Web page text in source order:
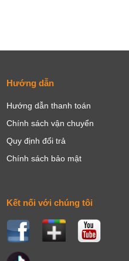
Hướng dẫn
Hướng dẫn thanh toán
Chính sách vận chuyển
Quy định đổi trả
Chính sách bảo mật
Kết nối với chúng tôi